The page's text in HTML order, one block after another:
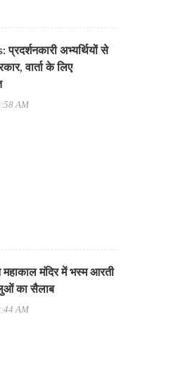
अभ्यर्थियों से
वार्ता के लिए
AM
मंदिर में भस्म आरती
का सैलाब
AM